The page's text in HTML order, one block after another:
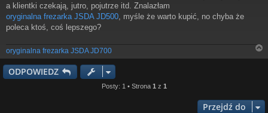
a klientki czekają, jutro, pojutrze itd. Znalazłam
oryginalna frezarka JSDA JD500 , myśle że warto kupić, no chyba że
poleca ktoś, coś lepszego?
oryginalna frezarka JSDA JD700
a
ODPOWIEDZ
Posty: 1 • Strona 1 z 1
Przejdź do